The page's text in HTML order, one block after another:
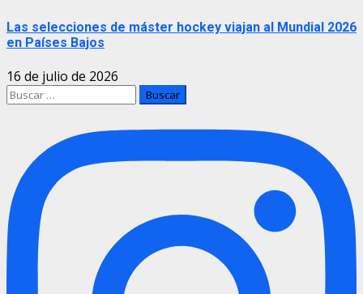
Las selecciones de máster hockey viajan al Mundial 2026
en Países Bajos
16 de julio de 2026
Buscar: